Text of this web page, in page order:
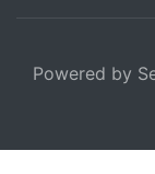
Powered by